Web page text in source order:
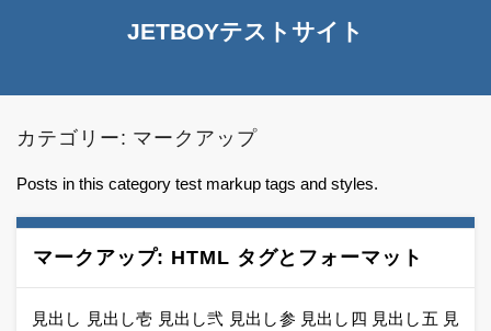
JETBOYテストサイト
カテゴリー: マークアップ
Posts in this category test markup tags and styles.
マークアップ: HTML タグとフォーマット
見出し 見出し壱 見出し弐 見出し参 見出し四 見出し五 見